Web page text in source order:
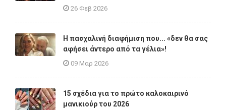
26 Φεβ 2026
Η πασχαλινή διαφήμιση που... «δεν θα σας
αφήσει άντερο από τα γέλια»!
09 Μαρ 2026
15 σχέδια για το πρώτο καλοκαιρινό
μανικιούρ του 2026